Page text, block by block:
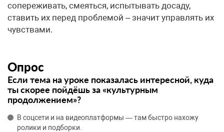
сопереживать, смеяться, испытывать досаду,
ставить их перед проблемой – значит управлять их
чувствами.
Опрос
Если тема на уроке показалась интересной, куда
ты скорее пойдёшь за «культурным
продолжением»?
В соцсети и на видеоплатформы — там быстро нахожу
ролики и подборки.